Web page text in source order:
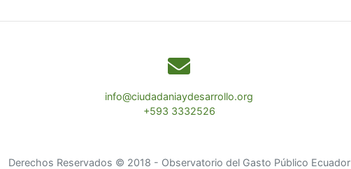
info@ciudadaniaydesarrollo.org
+593 3332526
Derechos Reservados © 2018 - Observatorio del Gasto Público Ecuador